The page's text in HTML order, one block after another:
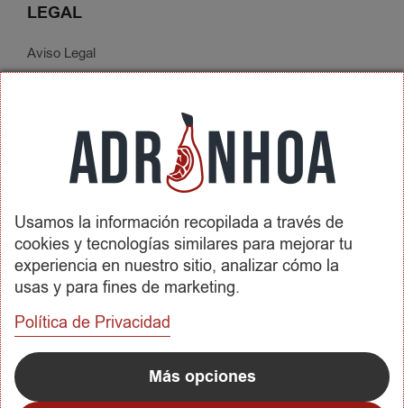
LEGAL
Aviso Legal
Condiciones de Contratación
Envíos y Devoluciones
SOBRE ADRINHOA
Conócenos
Contactar
REDES SOCIALES
METODOS DE PAGO
Usamos la información recopilada a través de
cookies y tecnologías similares para mejorar tu
experiencia en nuestro sitio, analizar cómo la
usas y para fines de marketing.
Política de Privacidad
Más opciones